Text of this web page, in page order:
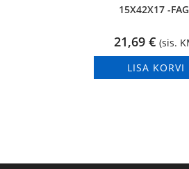
15X42X17 -
21,69 € (sis.
LISA KORVI